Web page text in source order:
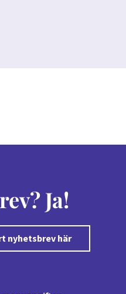
Ja!
nyhetsbrev här